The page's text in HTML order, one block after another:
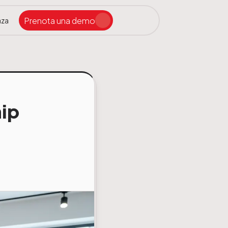
Prenota una demo